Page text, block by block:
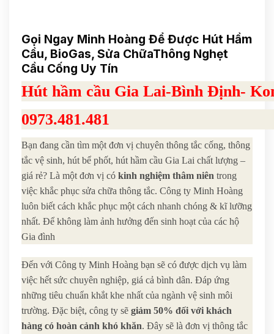
Gọi Ngay Minh Hoàng Để Được Hút Hầm
Cầu, BioGas, Sửa ChữaThông Nghẹt
Cầu Cống Uy Tín
Hút hầm cầu Gia Lai-Bình Định-
0973.481.481
Bạn đang cần tìm một đơn vị chuyên thông tắc cống, thông
tắc vệ sinh, hút bể phốt, hút hầm cầu Gia Lai chất lượng –
giá rẻ? Là một đơn vị có kinh nghiệm thâm niên trong
việc khắc phục sửa chữa thông tắc. Công ty Minh Hoàng
luôn biết cách khắc phục một cách nhanh chóng & kĩ lưỡng
nhất. Để không làm ảnh hưởng đến sinh hoạt của các hộ
Gia đình
Đến với Công ty Minh Hoàng bạn sẽ có được dịch vụ làm
việc hết sức chuyên nghiệp, giá cả bình dân. Đáp ứng
những tiêu chuẩn khắt khe nhất của ngành vệ sinh môi
trường. Đặc biệt, công ty sẽ giảm 50% đối với khách
hàng có hoàn cảnh khó khăn. Đây sẽ là đơn vị thông tắc